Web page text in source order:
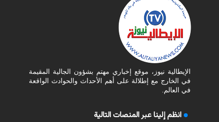
الإيطالية نيوز، موقع إخباري مهتم بشؤون الجالية المقيمة
في الخارج مع إطلالة على أهم الأحداث والحوادث الواقعة
في العالم.
انظم إلينا عبر المنصات التالية